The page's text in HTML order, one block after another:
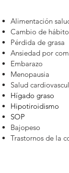
Alimentación
Cambio de
Pérdida de grasa
Ansiedad por
Embarazo
Menopausia
Salud
Hígado graso
Hipotiroidismo
SOP
Bajopeso
Trastornos de la